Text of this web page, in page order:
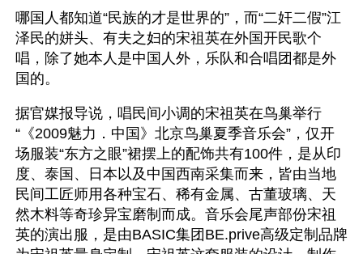
哪国人都知道“民族的才是世界的”，而“二奸二假”江
泽民的姘头、有夫之妇的宋祖英在外国开民歌个
唱，除了她本人是中国人外，乐队和合唱团都是外
国的。
据官媒报导说，唱民间小调的宋祖英在鸟巢举行
“《2009魅力．中国》北京鸟巢夏季音乐会”，仅开
场服装“东方之眼”裙摆上的配饰共有100件，是从印
度、泰国、日本以及中国西南采集而来，皆由当地
民间工匠师用各种宝石、稀有金属、古董玻璃、天
然木料等奇珍异宝磨制而成。音乐会尾声部份宋祖
英的演出服，是由BASIC集团BE.prive高级定制品牌